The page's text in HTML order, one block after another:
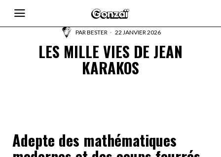
PARBESTER 22 JANVIER 2026
LES MILLE VIES DE JEAN
KARAKOS
Adepte des mathématiques